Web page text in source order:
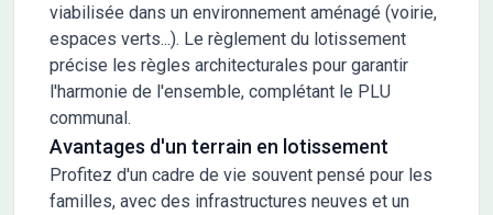
viabilisée dans un environnement aménagé (voirie,
espaces verts...). Le règlement du lotissement
précise les règles architecturales pour garantir
l'harmonie de l'ensemble, complétant le PLU
communal.
Avantages d'un terrain en lotissement
Profitez d'un cadre de vie souvent pensé pour les
familles, avec des infrastructures neuves et un